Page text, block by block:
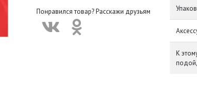
Понравился товар? Расскажи друзьям
К